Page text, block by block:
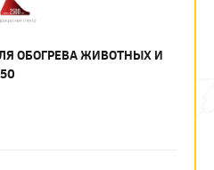
ОБОГРЕВА ЖИВОТНЫХ И